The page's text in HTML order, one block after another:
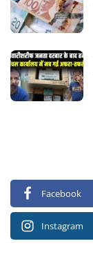
Facebook
Instagram